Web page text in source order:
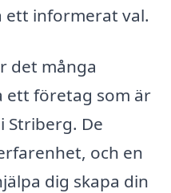
ett informerat val.
det många
ett företag som är
Striberg. De
och en
dig skapa din